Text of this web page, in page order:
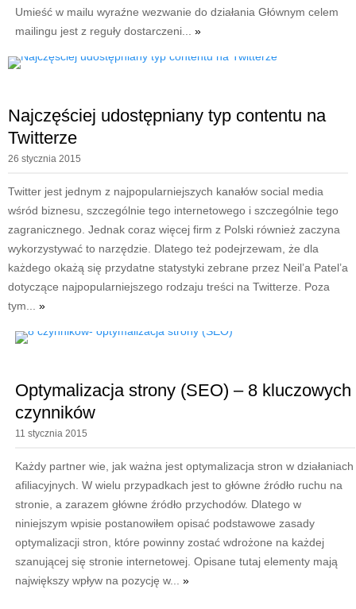
Umieść w mailu wyraźne wezwanie do działania Głównym celem
mailingu jest z reguły dostarczeni... »
Najczęściej udostępniany typ contentu na
Twitterze
26 stycznia 2015
Twitter jest jednym z najpopularniejszych kanałów social media
wśród biznesu, szczególnie tego internetowego i szczególnie tego
zagranicznego. Jednak coraz więcej firm z Polski również zaczyna
wykorzystywać to narzędzie. Dlatego też podejrzewam, że dla
każdego okażą się przydatne statystyki zebrane przez Neil’a Patel’a
dotyczące najpopularniejszego rodzaju treści na Twitterze. Poza
tym... »
Optymalizacja strony (SEO) – 8 kluczowych
czynników
11 stycznia 2015
Każdy partner wie, jak ważna jest optymalizacja stron w działaniach
afiliacyjnych. W wielu przypadkach jest to główne źródło ruchu na
stronie, a zarazem główne źródło przychodów. Dlatego w
niniejszym wpisie postanowiłem opisać podstawowe zasady
optymalizacji stron, które powinny zostać wdrożone na każdej
szanującej się stronie internetowej. Opisane tutaj elementy mają
największy wpływ na pozycję w... »